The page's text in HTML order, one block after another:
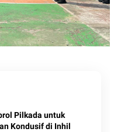
Pilkada untuk
Kondusif di Inhil